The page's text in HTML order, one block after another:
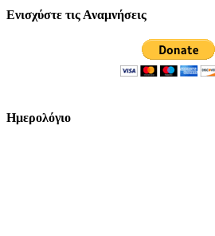
Ενισχύστε τις Αναμνήσεις
Ημερολόγιο